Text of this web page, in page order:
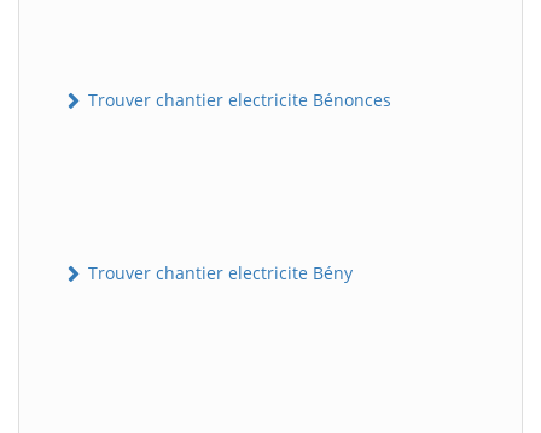
Trouver chantier electricite Bénonces
Trouver chantier electricite Bény